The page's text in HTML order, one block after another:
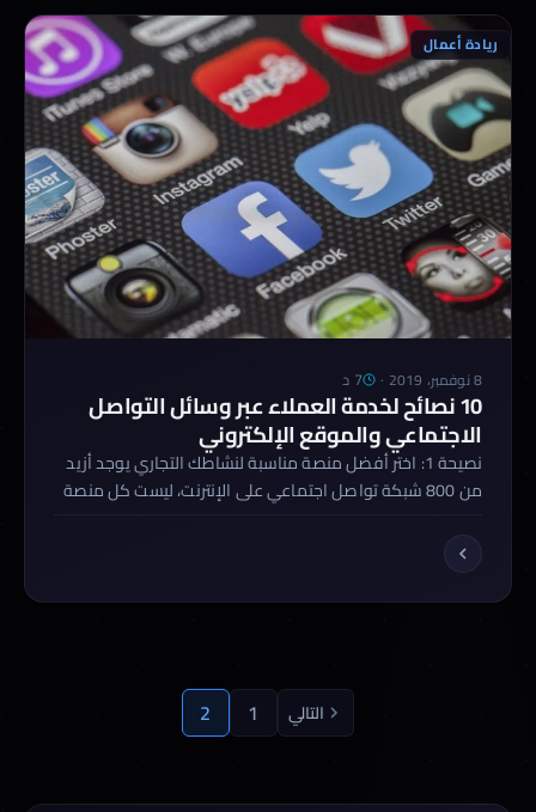
ريادة أعمال
8 نوفمبر، 2019 · 7 د
10 نصائح لخدمة العملاء عبر وسائل التواصل
الاجتماعي والموقع الإلكتروني
نصيحة 1: اختر أفضل منصة مناسبة لنشاطك التجاري يوجد أزيد
من 800 شبكة تواصل اجتماعي على الإنترنت، ليست كل منصة
في عدد كبير من المنصات لأن تواجدك في منصات كثيرة
سيشتت جهودك، لذلك فإن أولى النصائح هي أن تختار ما يناسب
عملك، يمكنك استخدام منصتين أو ثلاث مع […]
تعدد صفحات المقالات التالي 1
2